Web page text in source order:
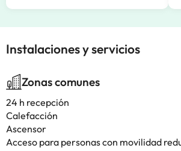
Instalaciones y servicios
Zonas comunes
24 h recepción
Calefacción
Ascensor
Acceso para personas con movilidad